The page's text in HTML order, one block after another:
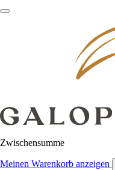
Zwischensumme
Meinen Warenkorb anzeigen